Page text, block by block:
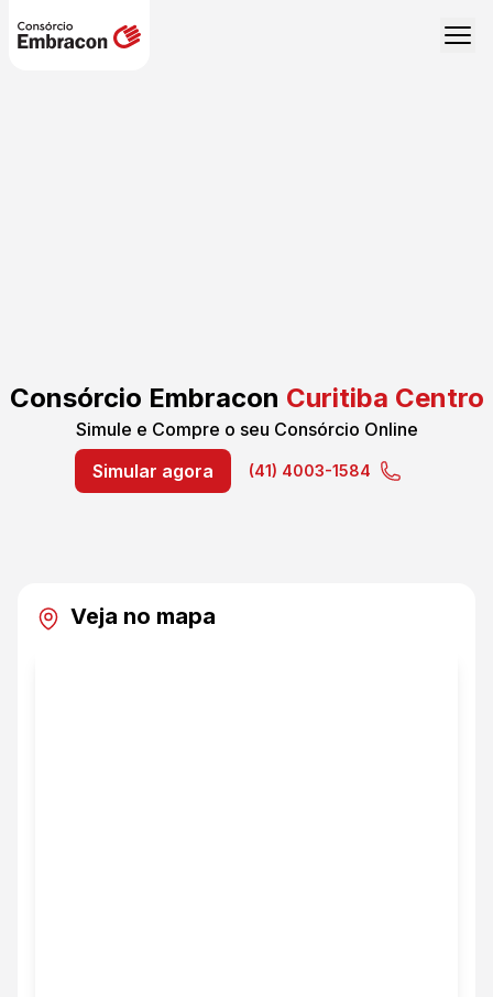
Consórcio Embracon Curitiba Centro
Simule e Compre o seu Consórcio Online
Simular agora
(41) 4003-1584
Veja no mapa